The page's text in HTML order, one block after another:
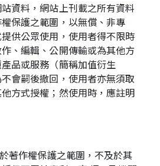
資料，網站上刊載之所有資料
保護之範圍，以無償、非專
供公眾使用，使用者得不限時
、編輯、公開傳輸或為其他方
品或服務（簡稱加值衍生
會嗣後撤回，使用者亦無須取
方式授權；然使用時，應註明
著作權保護之範圍，不及於其